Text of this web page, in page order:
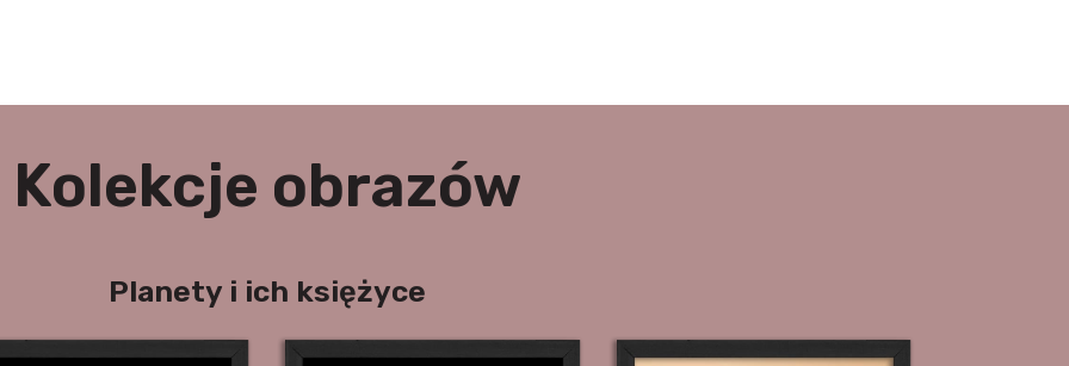
Kolekcje obrazów
Planety i ich księżyce